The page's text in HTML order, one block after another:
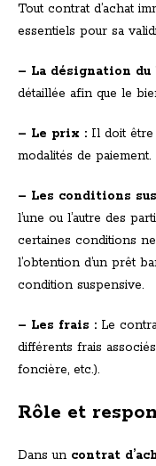
Tout contrat d’achat
essentiels pour sa
– La désignation du
détaillée afin que le
– Le prix : Il doit être
modalités de paiement.
– Les conditions
l’une ou l’autre des
certaines conditions
l’obtention d’un prêt
condition suspensive.
– Les frais : Le
différents frais
foncière, etc.).
Rôle et
Dans un contrat